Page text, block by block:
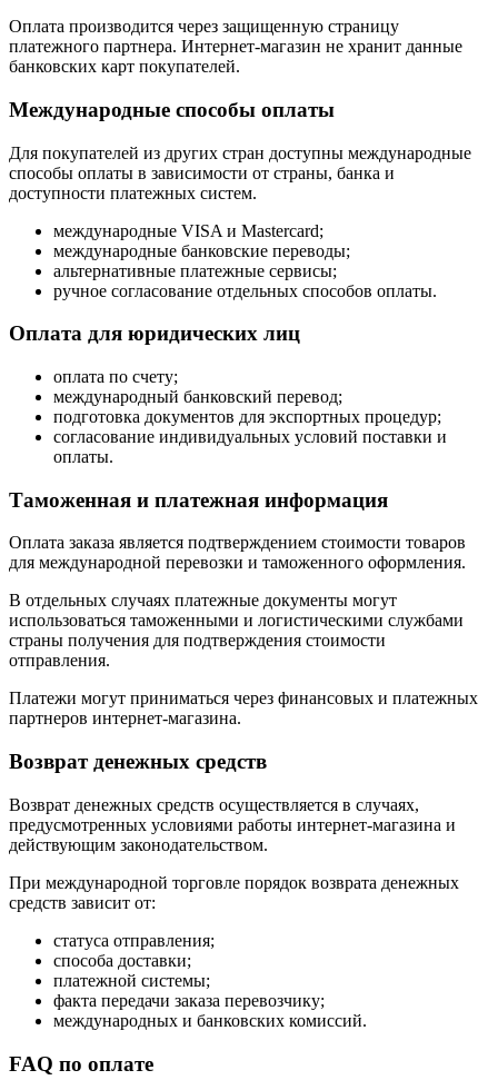
Оплата производится через защищенную страницу
платежного партнера. Интернет-магазин не хранит данные
банковских карт покупателей.
Международные способы оплаты
Для покупателей из других стран доступны международные
способы оплаты в зависимости от страны, банка и
доступности платежных систем.
международные VISA и Mastercard;
международные банковские переводы;
альтернативные платежные сервисы;
ручное согласование отдельных способов оплаты.
Оплата для юридических лиц
оплата по счету;
международный банковский перевод;
подготовка документов для экспортных процедур;
согласование индивидуальных условий поставки и
оплаты.
Таможенная и платежная информация
Оплата заказа является подтверждением стоимости товаров
для международной перевозки и таможенного оформления.
В отдельных случаях платежные документы могут
использоваться таможенными и логистическими службами
страны получения для подтверждения стоимости
отправления.
Платежи могут приниматься через финансовых и платежных
партнеров интернет-магазина.
Возврат денежных средств
Возврат денежных средств осуществляется в случаях,
предусмотренных условиями работы интернет-магазина и
действующим законодательством.
При международной торговле порядок возврата денежных
средств зависит от:
статуса отправления;
способа доставки;
платежной системы;
факта передачи заказа перевозчику;
международных и банковских комиссий.
FAQ по оплате